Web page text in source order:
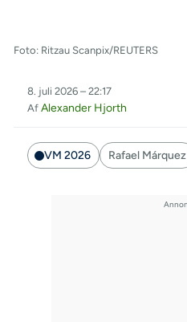
Foto: Ritzau Scanpix/REUTERS
8. juli 2026 – 22:17
Af Alexander Hjorth
VM 2026 Rafael Márquez